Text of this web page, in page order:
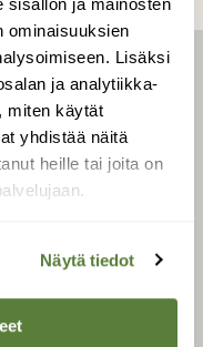
ominaisuuksien
Lisäksi
ja analytiikka-
miten käytät
yhdistää näitä
heille tai joita on
Näytä tiedot
lehti
Luonto
uutiskirje